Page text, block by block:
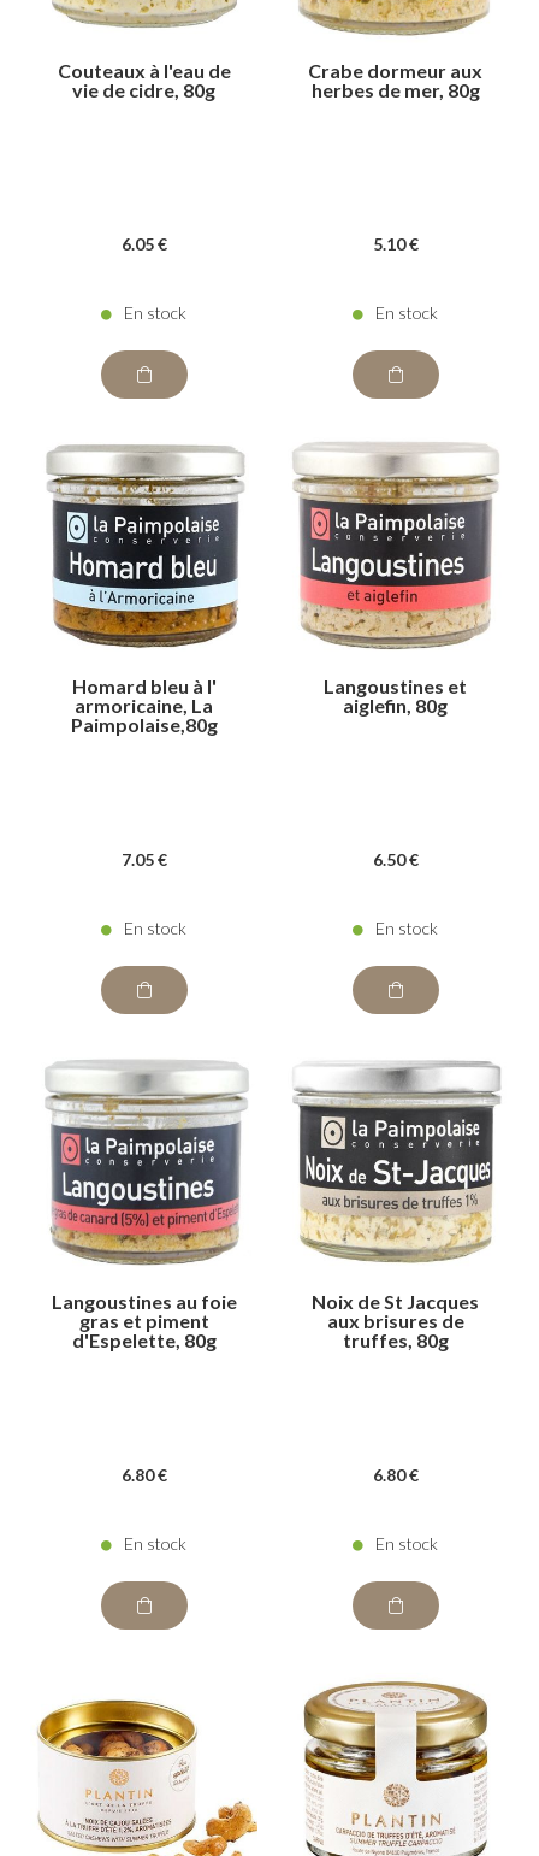
Couteaux à l'eau de
vie de cidre, 80g
6.05 €
En stock
Crabe dormeur aux
herbes de mer, 80g
5.10 €
En stock
Homard bleu à l'
armoricaine, La
Paimpolaise,80g
7.05 €
En stock
Langoustines et
aiglefin, 80g
6.50 €
En stock
Langoustines au foie
gras et piment
d'Espelette, 80g
6.80 €
En stock
Noix de St Jacques
aux brisures de
truffes, 80g
6.80 €
En stock